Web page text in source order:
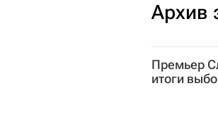
Архив
Премьер
итоги